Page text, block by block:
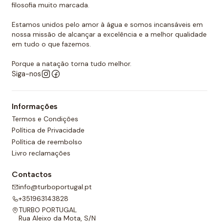
filosofia muito marcada.
Estamos unidos pelo amor à água e somos incansáveis em
nossa missão de alcançar a excelência e a melhor qualidade
em tudo o que fazemos.
Porque a natação torna tudo melhor.
Siga-nos
Informações
Termos e Condições
Política de Privacidade
Política de reembolso
Livro reclamações
Contactos
info@turboportugal.pt
+351963143828
TURBO PORTUGAL
Rua Aleixo da Mota, S/N